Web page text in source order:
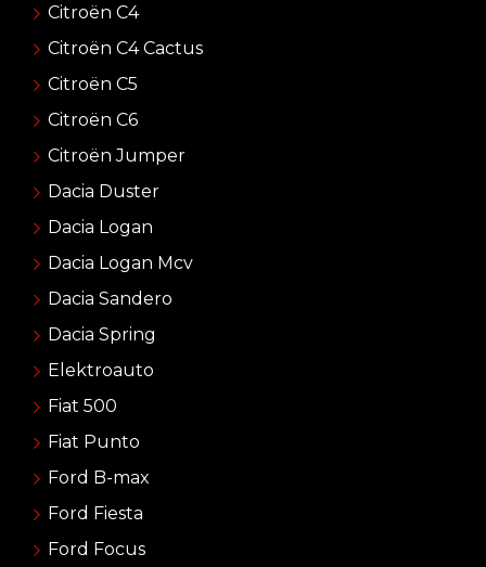
Citroën C4
Citroën C4 Cactus
Citroën C5
Citroën C6
Citroën Jumper
Dacia Duster
Dacia Logan
Dacia Logan Mcv
Dacia Sandero
Dacia Spring
Elektroauto
Fiat 500
Fiat Punto
Ford B-max
Ford Fiesta
Ford Focus